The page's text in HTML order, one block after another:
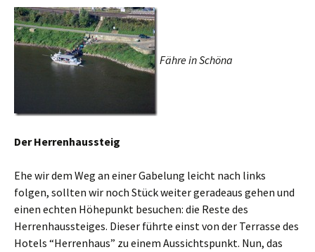
Fähre in Schöna
Der Herrenhaussteig
Ehe wir dem Weg an einer Gabelung leicht nach links
folgen, sollten wir noch Stück weiter geradeaus gehen und
einen echten Höhepunkt besuchen: die Reste des
Herrenhaussteiges. Dieser führte einst von der Terrasse des
Hotels “Herrenhaus” zu einem Aussichtspunkt. Nun, das